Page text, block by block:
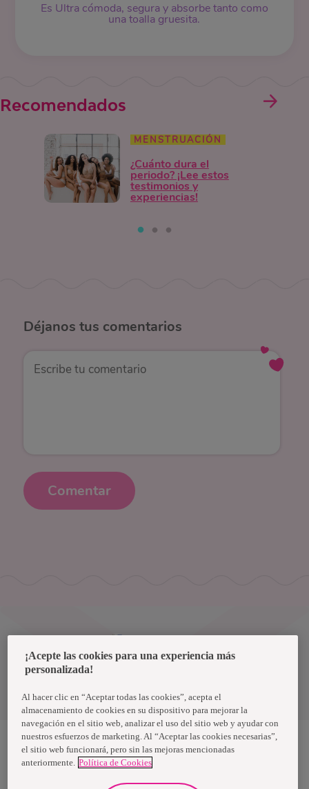
Es Ultra cómoda, segura y absorbe tanto como
una toalla gruesita.
Recomendados
MENSTRUACIÓN
¿Cuánto dura el
periodo? ¡Lee estos
testimonios y
experiencias!
Déjanos tus comentarios
Comentar
Términos y condiciones
Nosotras, una marca de Essity - una compañía global líder en
mundo, utilizan nuestros productos, servicios y soluciones. Nuestro
¡Acepte las cookies para una experiencia más
personalizada!
Al hacer clic en “Aceptar todas las cookies”, acepta el
almacenamiento de cookies en su dispositivo para mejorar la
navegación en el sitio web, analizar el uso del sitio web y ayudar con
nuestros esfuerzos de marketing. Al “Aceptar las cookies necesarias”,
el sitio web funcionará, pero sin las mejoras mencionadas
anteriormente. Política de Cookies